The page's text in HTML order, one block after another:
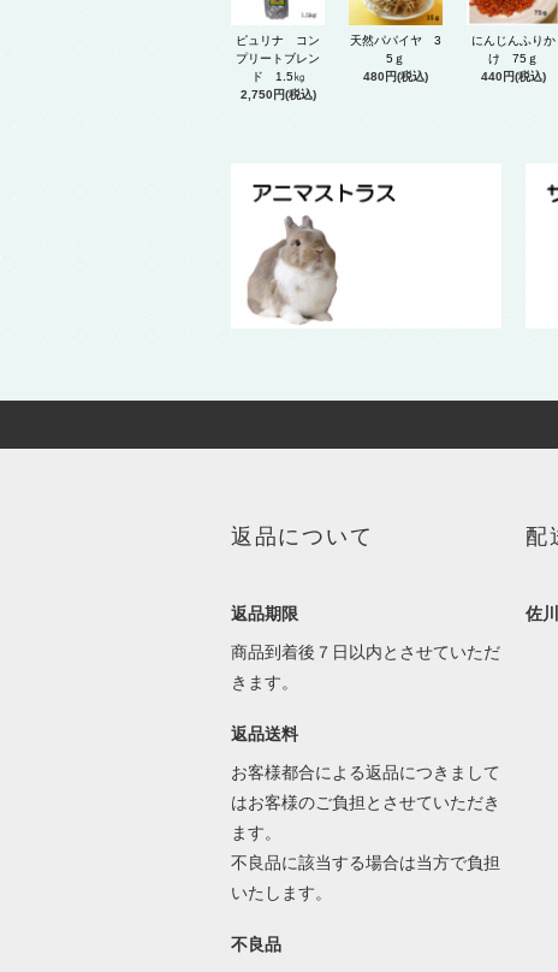
ピュリナ コン
プリートブレン
ド 1.5㎏
2,750円(税込)
天然パパイヤ 3
5ｇ
480円(税込)
にんじんふりか
け 75ｇ
440円(税込)
返品について
返品期限
商品到着後７日以内とさせていただ
きます。
返品送料
お客様都合による返品につきまして
はお客様のご負担とさせていただき
ます。
不良品に該当する場合は当方で負担
いたします。
不良品
配
佐